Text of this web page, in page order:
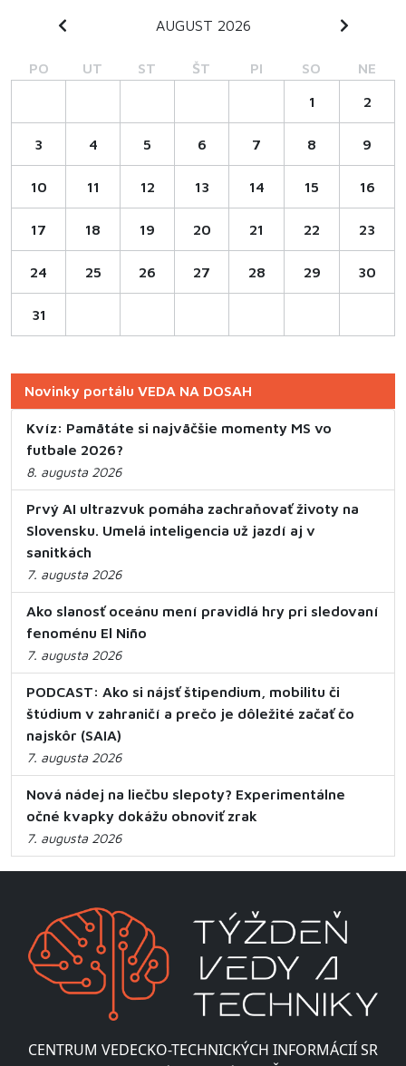
AUGUST 2026
PO UT ST ŠT PI SO NE
1 2
3 4 5 6 7 8 9
10 11 12 13 14 15 16
17 18 19 20 21 22 23
24 25 26 27 28 29 30
31
Novinky portálu VEDA NA DOSAH
Kvíz: Pamätáte si najväčšie momenty MS vo
futbale 2026?
8. augusta 2026
Prvý AI ultrazvuk pomáha zachraňovať životy na
Slovensku. Umelá inteligencia už jazdí aj v
sanitkách
7. augusta 2026
Ako slanosť oceánu mení pravidlá hry pri sledovaní
fenoménu El Niño
7. augusta 2026
PODCAST: Ako si nájsť štipendium, mobilitu či
štúdium v zahraničí a prečo je dôležité začať čo
najskôr (SAIA)
7. augusta 2026
Nová nádej na liečbu slepoty? Experimentálne
očné kvapky dokážu obnoviť zrak
7. augusta 2026
CENTRUM VEDECKO-TECHNICKÝCH INFORMÁCIÍ SR